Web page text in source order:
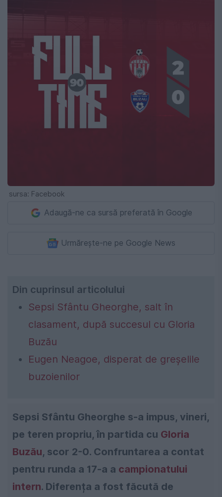
sursa: Facebook
Adaugă-ne ca sursă preferată în Google
Urmărește-ne pe Google News
Din cuprinsul articolului
Sepsi Sfântu Gheorghe, salt în
clasament, după succesul cu Gloria
Buzău
Eugen Neagoe, disperat de greșelile
buzoienilor
Sepsi Sfântu Gheorghe s-a impus, vineri,
pe teren propriu, în partida cu Gloria
Buzău, scor 2-0. Confruntarea a contat
pentru runda a 17-a a campionatului
intern. Diferența a fost făcută de